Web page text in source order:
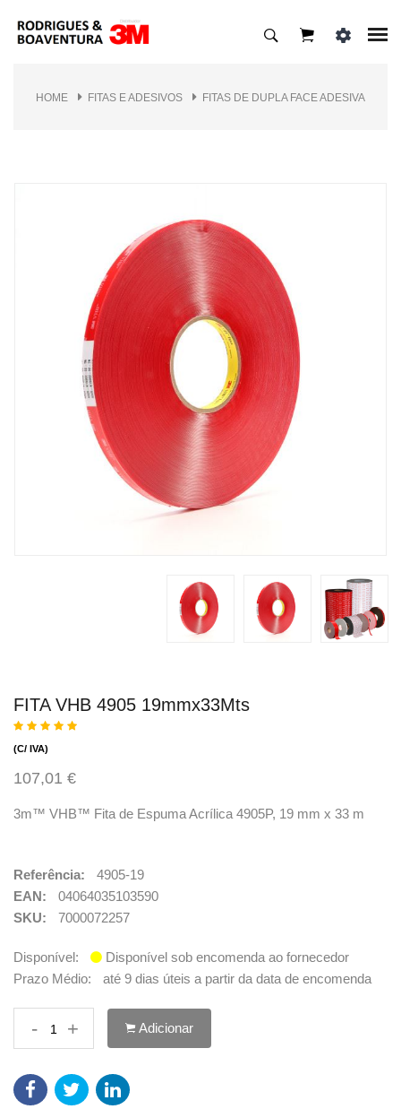
HOME FITAS E ADESIVOS FITAS DE DUPLA FACE ADESIVA
FITA VHB 4905 19mmx33Mts
(C/ IVA)
107,01 €
3m™ VHB™ Fita de Espuma Acrílica 4905P, 19 mm x 33 m
Referência:
4905-19
EAN:
04064035103590
SKU:
7000072257
Disponível:
Disponível sob encomenda ao fornecedor
Prazo Médio:
até 9 dias úteis a partir da data de encomenda
- + Adicionar